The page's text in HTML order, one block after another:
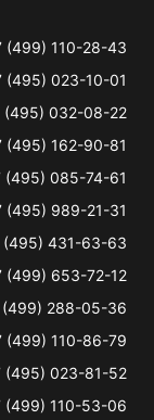
(499) 110-28-43
(495) 023-10-01
(495) 032-08-22
(495) 162-90-81
(495) 085-74-61
(495) 989-21-31
(495) 431-63-63
(499) 653-72-12
(499) 288-05-36
(499) 110-86-79
(495) 023-81-52
(499) 110-53-06